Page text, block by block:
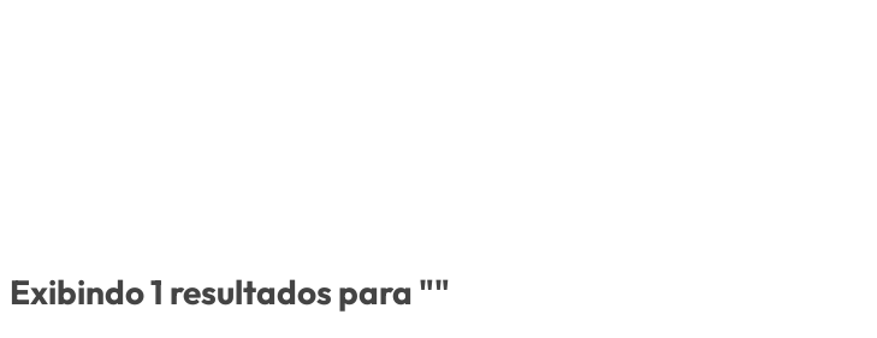
Exibindo 1 resultados para ""